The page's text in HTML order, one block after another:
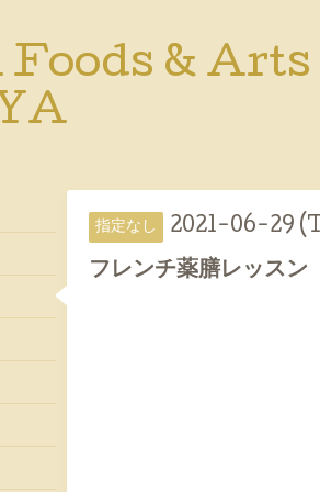
& Arts
指定なし 2021-06-29
フレンチ薬膳レッスン